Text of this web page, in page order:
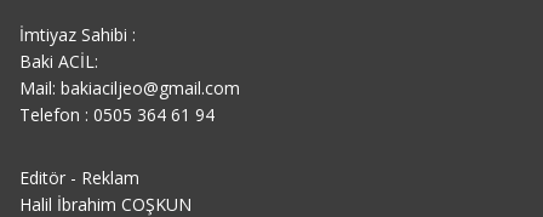
İmtiyaz Sahibi :
Baki ACİL:
Mail: bakiaciljeo@gmail.com
Telefon : 0505 364 61 94
Editör - Reklam
Halil İbrahim COŞKUN